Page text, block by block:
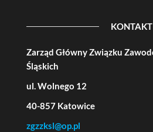
KONTAKT
Zarząd Główny Związku
Śląskich
ul. Wolnego 12
40-857 Katowice
zgzzksl@op.pl